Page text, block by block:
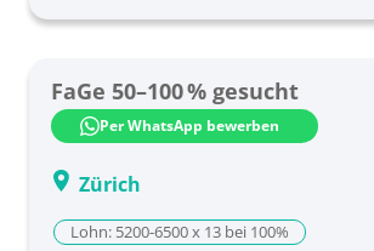
FaGe 50–100 % gesucht
Per WhatsApp bewerben
Zürich
Lohn: 5200-6500 x 13 bei 100%